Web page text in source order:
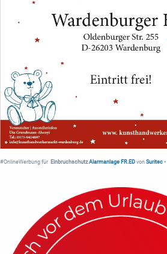
#OnlineWerbung für Einbruchschutz Alarmanlage FR.ED von Suritec •